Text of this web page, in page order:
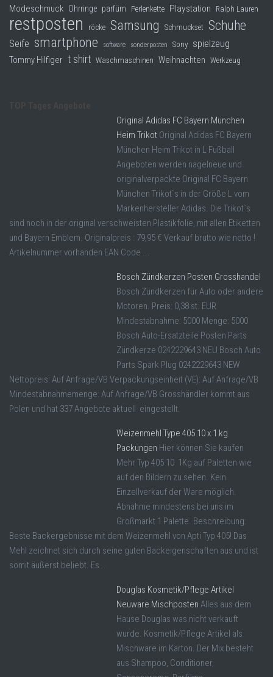
Modeschmuck Ohrringe parfüm Perlenkette Playstation Ralph Lauren
restposten röcke Samsung Schmuckset Schuhe
Seife smartphone software sonderposten Sony spielzeug
Tommy Hilfiger t shirt Waschmaschinen Weihnachten Werkzeug
Original Adidas FC Bayern München
Heim Trikot Original Adidas FC Bayern
München Heim Trikot in L Fußball
Angeboten werden nagelneue und
originalverpackte Original FC Bayern
München Trikot`s in der Größe L vom
Markenhersteller Adidas. Die Trikot`s
sind noch in der original verschweisten Plastikfolie, mit allen Etiketten
und Bayern Emblem. Originalpreis : 79,95 € Verkauf brutto wie netto !
Artikelnummer vorhanden EAN Code ...
Bosch Zündkerzen Posten Grosshandel
Bosch Zündkerzen für Auto oder andere
Motoren. Preis: 0,38 st. EUR
Mindestabnahme: 5000 Menge: 5000
Bosch Auto-Ersatzteile Posten Parts
Zündkerze 0242229643 NEU Bosch Auto
Parts Spark Plug 0242229643 NEW
Nettopreis: Auf Anfrage/VB Verpackungseinheit (VE): Auf Anfrage/VB
Mindestabnahmemenge: Auf Anfrage/VB Grosshändler kommt aus
Polen und hat 337 Angebote aktuell eingestellt.
Weizenmehl Type 405 10 x 1 kg
Packungen Hier können Sie kaufen
Mehr Typ 405 10 1Kg auf Paletten wie
auf den Bildern zu sehen. Kein
Einzellverkauf der Ware möglich.
Abnahme mindestens bei uns im
Großmarkt 1 Palette. Beschreibung:
Beste Backergebnisse mit dem Weizenmehl von Apti Typ 405! Das
Mehl zeichnet sich durch seine guten Backeigenschaften aus und ist
somit äußerst beliebt. Es ...
Douglas Kosmetik/Pflege Artikel
Neuware Mischposten Alles aus dem
Hause Douglas was nicht verkauft
wurde. Kosmetik/Pflege Artikel als
Mischware im Karton. Der Mix besteht
aus Shampoo, Conditioner,